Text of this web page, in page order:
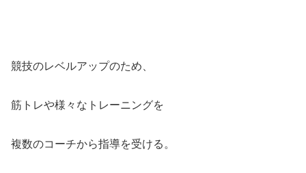
競技のレベルアップのため、
筋トレや様々なトレーニングを
複数のコーチから指導を受ける。